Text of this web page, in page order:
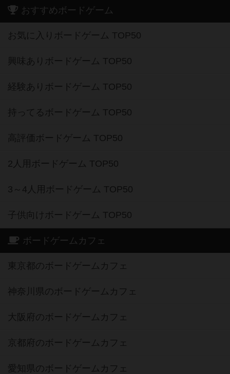
おすすめボードゲーム
お気に入りボードゲーム TOP50
興味ありボードゲーム TOP50
経験ありボードゲーム TOP50
持ってるボードゲーム TOP50
高評価ボードゲーム TOP50
2人用ボードゲーム TOP50
3～4人用ボードゲーム TOP50
子供向けボードゲーム TOP50
ボードゲームカフェ
東京都のボードゲームカフェ
神奈川県のボードゲームカフェ
大阪府のボードゲームカフェ
京都府のボードゲームカフェ
愛知県のボードゲームカフェ